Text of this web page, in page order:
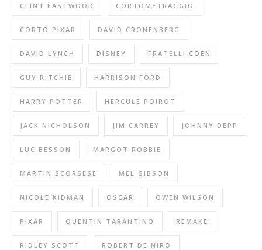
CLINT EASTWOOD CORTOMETRAGGIO
CORTO PIXAR DAVID CRONENBERG
DAVID LYNCH DISNEY FRATELLI COEN
GUY RITCHIE HARRISON FORD
HARRY POTTER HERCULE POIROT
JACK NICHOLSON JIM CARREY JOHNNY DEPP
LUC BESSON MARGOT ROBBIE
MARTIN SCORSESE MEL GIBSON
NICOLE KIDMAN OSCAR OWEN WILSON
PIXAR QUENTIN TARANTINO REMAKE
RIDLEY SCOTT ROBERT DE NIRO